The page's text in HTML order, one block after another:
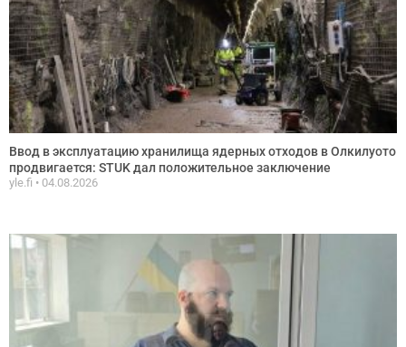
Ввод в эксплуатацию хранилища ядерных отходов в Олкилуото
продвигается: STUK дал положительное заключение
yle.fi 04.08.2026